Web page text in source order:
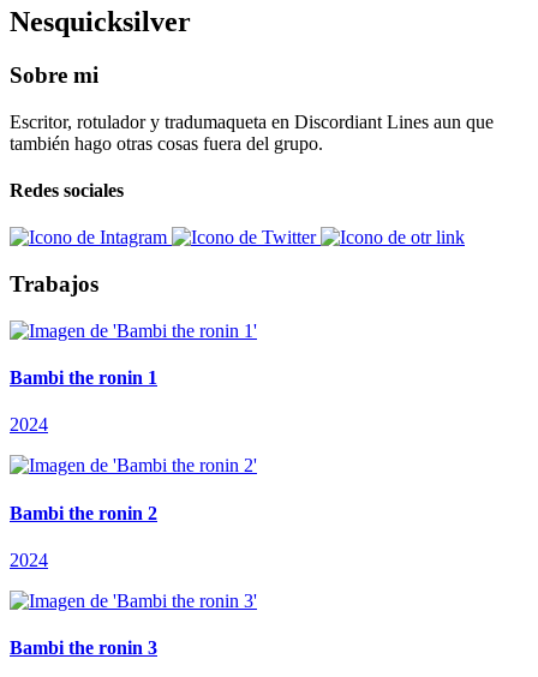
Nesquicksilver
Sobre mi
Escritor, rotulador y tradumaqueta en Discordiant Lines aun que
también hago otras cosas fuera del grupo.
Redes sociales
Trabajos
Bambi the ronin 1
2024
Bambi the ronin 2
2024
Bambi the ronin 3